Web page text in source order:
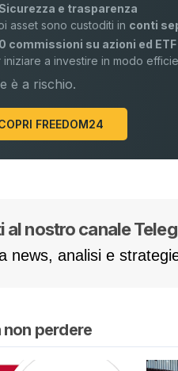
e trasparenza
asset sono custoditi in conti
0 commissioni su azioni ed ETF
iniziare a investire in modo
è a rischio.
FREEDOM24
al nostro canale
news, analisi e
perdere